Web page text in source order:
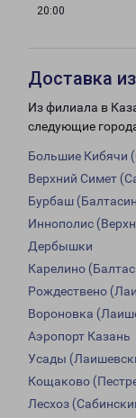
20:00
Доставка
Из филиала в
следующие
Большие Кибячи
Верхний Симет
Бурбаш
Иннополис
Дербышки
Карелино
Рождествено
Вороновка
Аэропорт Казань
Усады
Кощаково
Лесхоз